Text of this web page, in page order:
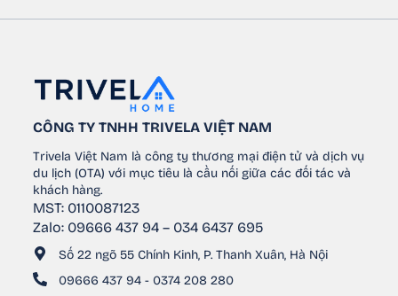
CÔNG TY TNHH TRIVELA VIỆT NAM
Trivela Việt Nam là công ty thương mại điện tử và dịch vụ
du lịch (OTA) với mục tiêu là cầu nối giữa các đối tác và
khách hàng.
MST: 0110087123
Zalo: 09666 437 94 – 034 6437 695
Số 22 ngõ 55 Chính Kinh, P. Thanh Xuân, Hà Nội
09666 437 94 - 0374 208 280